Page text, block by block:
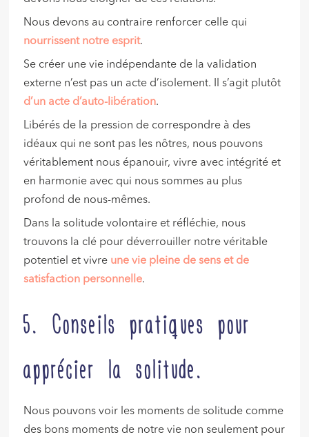
Nous devons au contraire renforcer celle qui
nourrissent notre esprit.
Se créer une vie indépendante de la validation
externe n’est pas un acte d’isolement. Il s’agit plutôt
d’un acte d’auto-libération.
Libérés de la pression de correspondre à des
idéaux qui ne sont pas les nôtres, nous pouvons
véritablement nous épanouir, vivre avec intégrité et
en harmonie avec qui nous sommes au plus
profond de nous-mêmes.
Dans la solitude volontaire et réfléchie, nous
trouvons la clé pour déverrouiller notre véritable
potentiel et vivre une vie pleine de sens et de
satisfaction personnelle.
5. Conseils pratiques pour
apprécier la solitude.
Nous pouvons voir les moments de solitude comme
des bons moments de notre vie non seulement pour